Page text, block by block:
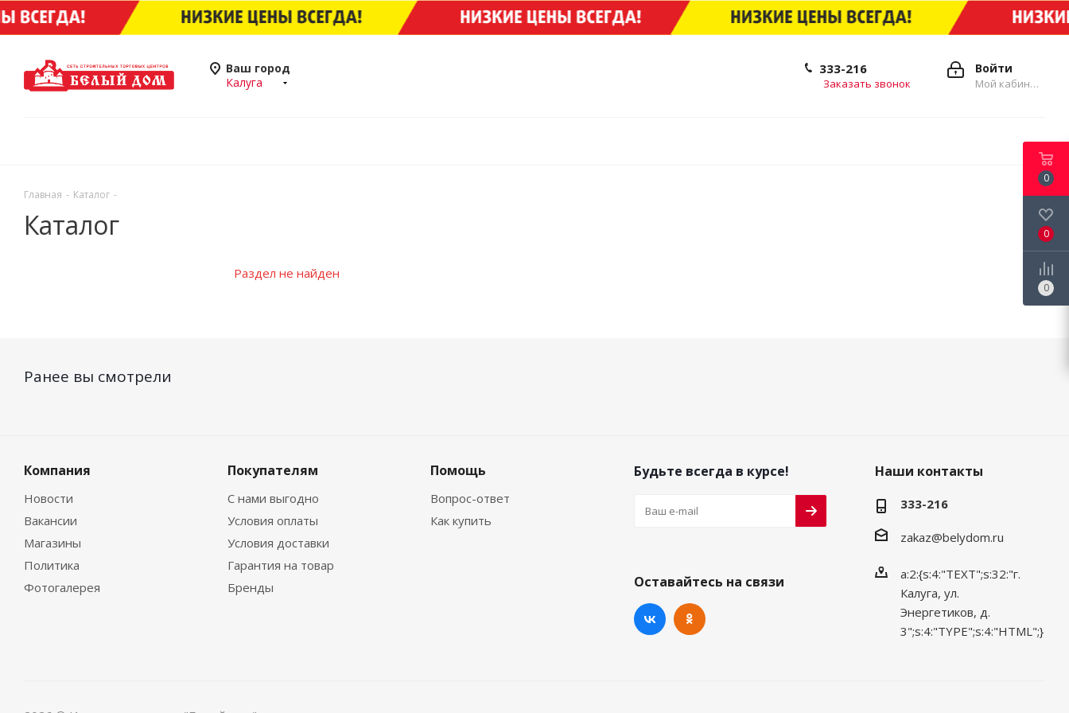
Ваш город
Калуга
Войти
Мой кабинет
333-216
Заказать звонок
Главная - Каталог -
Каталог
Раздел не найден
Ранее вы смотрели
Компания
Новости
Вакансии
Магазины
Политика
Фотогалерея
Покупателям
С нами выгодно
Условия оплаты
Условия доставки
Гарантия на товар
Бренды
Помощь
Вопрос-ответ
Как купить
Будьте всегда в курсе!
Оставайтесь на связи
Наши контакты
333-216
zakaz@belydom.ru
a:2:{s:4:"TEXT";s:32:"г.
Калуга, ул.
Энергетиков, д.
3";s:4:"TYPE";s:4:"HTML";}
0
0
0